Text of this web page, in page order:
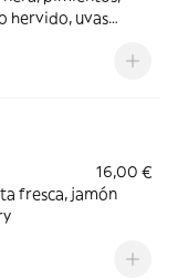
hervido, uvas
16,00 €
fresca, jamón